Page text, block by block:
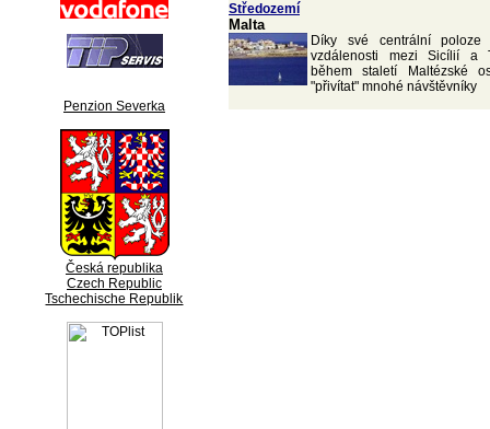
Penzion Severka
Česká republika
Czech Republic
Tschechische Republik
Středozemí
Malta
Díky své centrální
vzdálenosti mezi Sicílií a
během staletí Maltézské
"přivítat" mnohé návštěvníky